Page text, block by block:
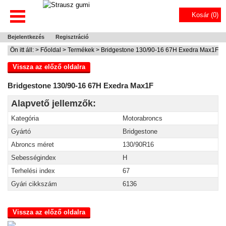
Kosár (0)
Bejelentkezés Regisztráció
Ön itt áll: > Főoldal > Termékek > Bridgestone 130/90-16 67H Exedra Max1F
Vissza az előző oldalra
Bridgestone 130/90-16 67H Exedra Max1F
Alapvető jellemzők:
Kategória
Motorabroncs
Gyártó
Bridgestone
Abroncs méret
130/90R16
Sebességindex
H
Terhelési index
67
Gyári cikkszám
6136
Vissza az előző oldalra